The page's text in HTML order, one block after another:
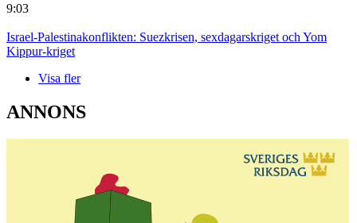
9:03
Israel-Palestinakonflikten: Suezkrisen, sexdagarskriget och Yom
Kippur-kriget
Visa fler
ANNONS